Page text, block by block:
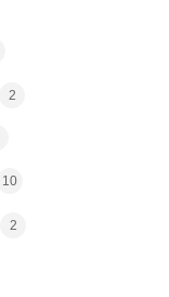
2
10
2